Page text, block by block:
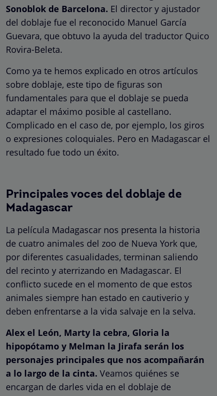
Sonoblok de Barcelona. El director y ajustador
del doblaje fue el reconocido Manuel García
Guevara, que obtuvo la ayuda del traductor Quico
Rovira-Beleta.
Como ya te hemos explicado en otros artículos
sobre doblaje, este tipo de figuras son
fundamentales para que el doblaje se pueda
adaptar el máximo posible al castellano.
Complicado en el caso de, por ejemplo, los giros
o expresiones coloquiales. Pero en Madagascar el
resultado fue todo un éxito.
Principales voces del doblaje de
Madagascar
La película Madagascar nos presenta la historia
de cuatro animales del zoo de Nueva York que,
por diferentes casualidades, terminan saliendo
del recinto y aterrizando en Madagascar. El
conflicto sucede en el momento de que estos
animales siempre han estado en cautiverio y
deben enfrentarse a la vida salvaje en la selva.
Alex el León, Marty la cebra, Gloria la
hipopótamo y Melman la Jirafa serán los
personajes principales que nos acompañarán
a lo largo de la cinta. Veamos quiénes se
encargan de darles vida en el doblaje de